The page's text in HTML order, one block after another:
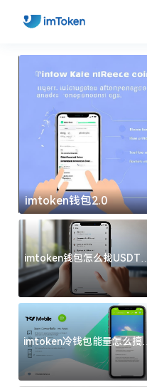
imtoken钱包2.0
imtoken钱包怎么找USDT地
址？三步搞定不踩坑
imtoken冷钱包能量怎么搞？
过来人告诉你门道